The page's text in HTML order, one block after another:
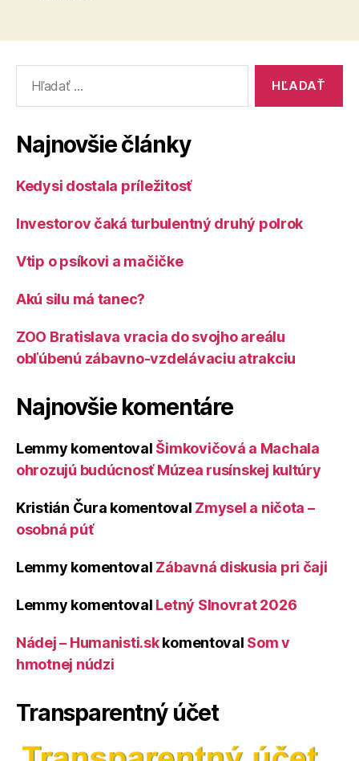
Najnovšie články
Kedysi dostala príležitosť
Investorov čaká turbulentný druhý polrok
Vtip o psíkovi a mačičke
Akú silu má tanec?
ZOO Bratislava vracia do svojho areálu
obľúbenú zábavno-vzdelávaciu atrakciu
Najnovšie komentáre
Lemmy komentoval Šimkovičová a Machala
ohrozujú budúcnosť Múzea rusínskej kultúry
Kristián Čura komentoval Zmysel a ničota –
osobná púť
Lemmy komentoval Zábavná diskusia pri čaji
Lemmy komentoval Letný Slnovrat 2026
Nádej – Humanisti.skkomentoval Som v
hmotnej núdzi
Transparentný účet